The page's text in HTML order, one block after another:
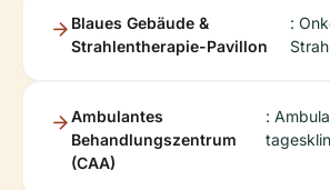
Blaues Gebäude &
Strahlentherapie-Pavillon
:
Ambulantes
Behandlungszentrum
(CAA)
: